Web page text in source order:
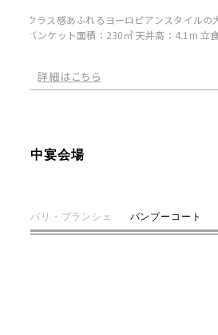
クラス感あふれるヨーロピアンスタイ
バンケット面積：230㎡ 天井高：4.1m
詳細はこちら
中宴会場
パリ・ブランシェ バンブーコート